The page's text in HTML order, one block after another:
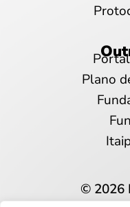
Plano
© 2026